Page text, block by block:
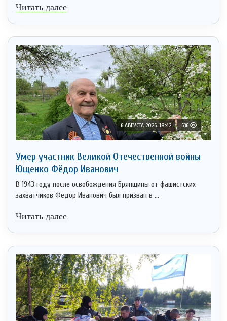
Читать далее
6 АВГУСТА 2026, 18:42 636
Умер участник Великой Отечественной войны
Ющенко Фёдор Иванович
В 1943 году после освобождения Брянщины от фашистских
захватчиков Федор Иванович был призван в ...
Читать далее